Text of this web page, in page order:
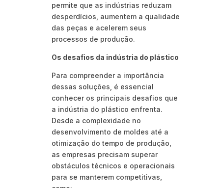
permite que as indústrias reduzam
desperdícios, aumentem a qualidade
das peças e acelerem seus
processos de produção.
Os desafios da indústria do plástico
Para compreender a importância
dessas soluções, é essencial
conhecer os principais desafios que
a indústria do plástico enfrenta.
Desde a complexidade no
desenvolvimento de moldes até a
otimização do tempo de produção,
as empresas precisam superar
obstáculos técnicos e operacionais
para se manterem competitivas,